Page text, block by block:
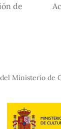
de
Ministerio